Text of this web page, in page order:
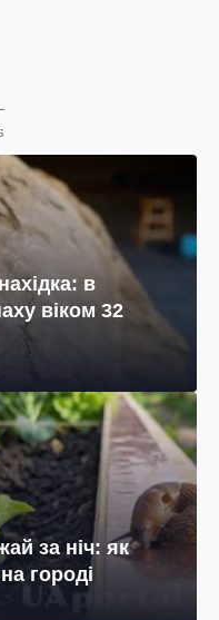
в
віком 32
за ніч: як
городі